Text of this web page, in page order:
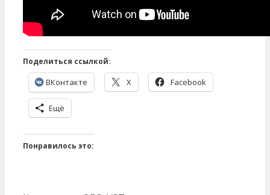
Поделиться ссылкой:
ВКонтакте X Facebook
Ещё
Понравилось это: